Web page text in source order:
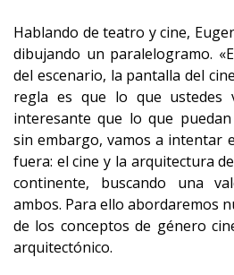
Hablando de teatro y cine,
dibujando un paralelogramo.
del escenario, la pantalla del
regla es que lo que ustedes
interesante que lo que
sin embargo, vamos a intentar
fuera: el cine y la arquitectura
continente, buscando una
ambos. Para ello abordaremos
de los conceptos de género
arquitectónico.